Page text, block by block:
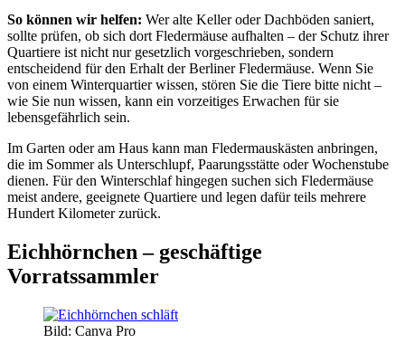
So können wir helfen: Wer alte Keller oder Dachböden saniert,
sollte prüfen, ob sich dort Fledermäuse aufhalten – der Schutz ihrer
Quartiere ist nicht nur gesetzlich vorgeschrieben, sondern
entscheidend für den Erhalt der Berliner Fledermäuse. Wenn Sie
von einem Winterquartier wissen, stören Sie die Tiere bitte nicht –
wie Sie nun wissen, kann ein vorzeitiges Erwachen für sie
lebensgefährlich sein.
Im Garten oder am Haus kann man Fledermauskästen anbringen,
die im Sommer als Unterschlupf, Paarungsstätte oder Wochenstube
dienen. Für den Winterschlaf hingegen suchen sich Fledermäuse
meist andere, geeignete Quartiere und legen dafür teils mehrere
Hundert Kilometer zurück.
Eichhörnchen – geschäftige
Vorratssammler
Bild: Canva Pro